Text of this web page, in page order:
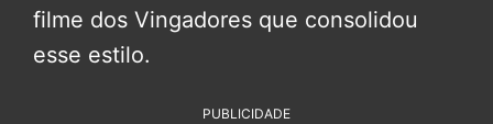
filme dos Vingadores que consolidou
esse estilo.
PUBLICIDADE